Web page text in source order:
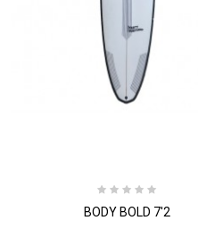
BODY BOLD 7'2